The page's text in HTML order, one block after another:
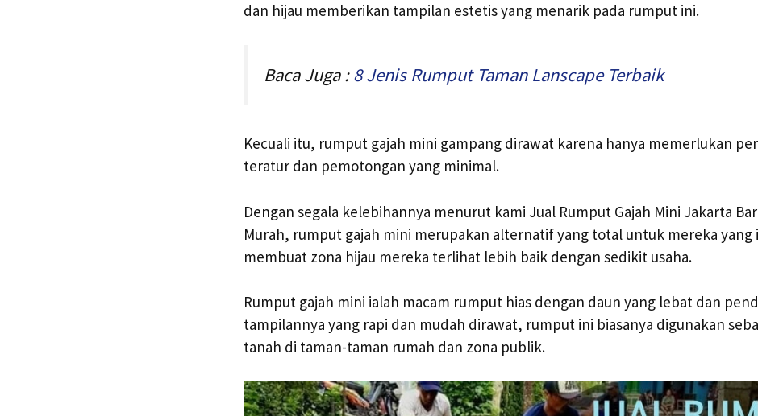
dan hijau memberikan tampilan estetis yang menarik pada rumput ini.
Baca Juga :8 Jenis Rumput Taman Lanscape Terbaik
Kecuali itu, rumput gajah mini gampang dirawat karena hanya memerlukan
teratur dan pemotongan yang minimal.
Dengan segala kelebihannya menurut kami Jual Rumput Gajah Mini Jakarta
Murah, rumput gajah mini merupakan alternatif yang total untuk mereka yang
membuat zona hijau mereka terlihat lebih baik dengan sedikit usaha.
Rumput gajah mini ialah macam rumput hias dengan daun yang lebat dan
tampilannya yang rapi dan mudah dirawat, rumput ini biasanya digunakan
tanah di taman-taman rumah dan zona publik.